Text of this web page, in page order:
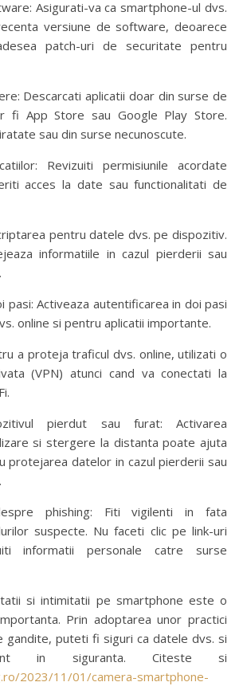
Asigurati-va ca smartphone-ul dvs.
versiune de software, deoarece
patch-uri de securitate pentru
Descarcati aplicatii doar din surse de
fi App Store sau Google Play Store.
sau din surse necunoscute.
Revizuiti permisiunile acordate
acces la date sau functionalitati de
pentru datele dvs. pe dispozitiv.
informatiile in cazul pierderii sau
pasi: Activeaza autentificarea in doi pasi
online si pentru aplicatii importante.
a proteja traficul dvs. online, utilizati o
(VPN) atunci cand va conectati la
pierdut sau furat: Activarea
si stergere la distanta poate ajuta
protejarea datelor in cazul pierderii sau
phishing: Fiti vigilenti in fata
suspecte. Nu faceti clic pe link-uri
informatii personale catre surse
si intimitatii pe smartphone este o
Prin adoptarea unor practici
gandite, puteti fi siguri ca datele dvs. si
in siguranta. Citeste si
2023/11/01/camera-smartphone-